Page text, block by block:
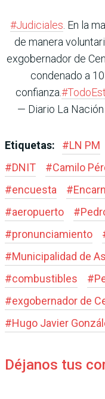
#Judiciales . En la
de manera
exgobernador de
condenado a
confianza.
— Diario La
Etiquetas: #LN PM
#DNIT #Camilo
#encuesta #
#aeropuerto #
#pronunciamiento
#Municipalidad de
#combustibles #
#exgobernador de
#Hugo Javier
Déjanos tus